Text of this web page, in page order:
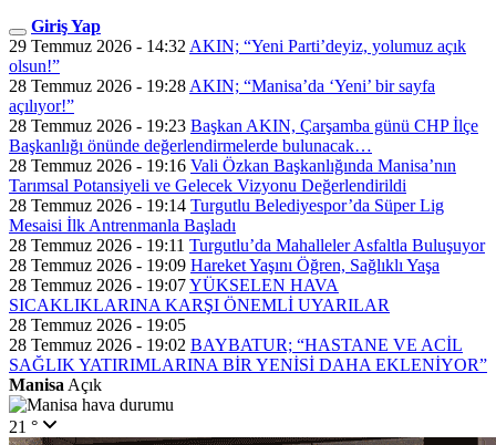
Giriş Yap
29 Temmuz 2026 - 14:32 AKIN; “Yeni Parti’deyiz, yolumuz açık
olsun!”
28 Temmuz 2026 - 19:28 AKIN; “Manisa’da ‘Yeni’ bir sayfa
açılıyor!”
28 Temmuz 2026 - 19:23 Başkan AKIN, Çarşamba günü CHP İlçe
Başkanlığı önünde değerlendirmelerde bulunacak…
28 Temmuz 2026 - 19:16 Vali Özkan Başkanlığında Manisa’nın
Tarımsal Potansiyeli ve Gelecek Vizyonu Değerlendirildi
28 Temmuz 2026 - 19:14 Turgutlu Belediyespor’da Süper Lig
Mesaisi İlk Antrenmanla Başladı
28 Temmuz 2026 - 19:11 Turgutlu’da Mahalleler Asfaltla Buluşuyor
28 Temmuz 2026 - 19:09 Hareket Yaşını Öğren, Sağlıklı Yaşa
28 Temmuz 2026 - 19:07YÜKSELEN HAVA
SICAKLIKLARINA KARŞI ÖNEMLİ UYARILAR
28 Temmuz 2026 - 19:05
28 Temmuz 2026 - 19:02 BAYBATUR; “HASTANE VE ACİL
SAĞLIK YATIRIMLARINA BİR YENİSİ DAHA EKLENİYOR”
Manisa Açık
21 °